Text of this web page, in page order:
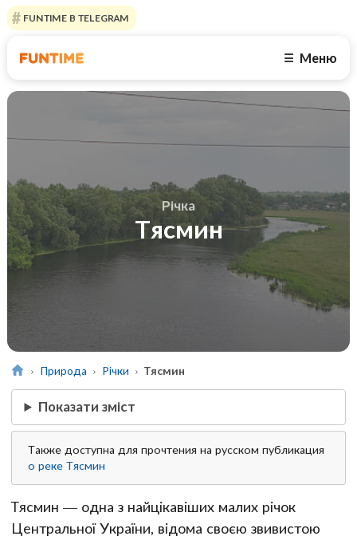
FUNTIME В TELEGRAM
☰ Меню
Річка
Тясмин
Природа Річки Тясмин
Показати зміст
Также доступна для прочтения на русском публикация
о реке Тясмин
Тясмин — одна з найцікавіших малих річок
Центральної України, відома своєю звивистою